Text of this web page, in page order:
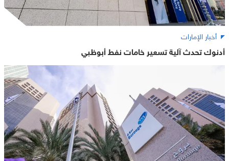
أخبار الإمارات
أدنوك تحدث آلية تسعير خامات نفط أبوظبي